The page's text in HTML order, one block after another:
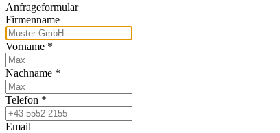
Anfrageformular
Firmenname
Vorname *
Nachname *
Telefon *
Email